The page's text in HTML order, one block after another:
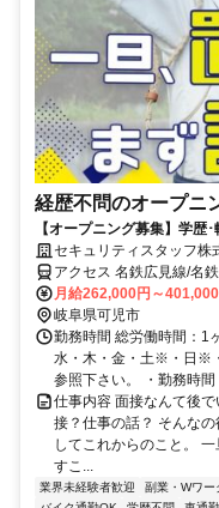
経歴不問のオープニ
【オープニング募集】学歴
な寮完備◎最新スマホ貸出
セキュリティスタッフ
アクセス 名鉄広見線/名
→直行直帰可
月給262,000円～
岐阜県可児市
勤務時間 総労働時間：1
水・木・金・土※・日※
参照下さい。 ・勤務時間
仕事内容 面接なんて後
接？仕事の話？ そんな
してこれからのこと。
すこ...
業界未経験者歓迎 副業・Wワー